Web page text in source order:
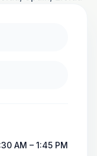
AM – 1:45 PM